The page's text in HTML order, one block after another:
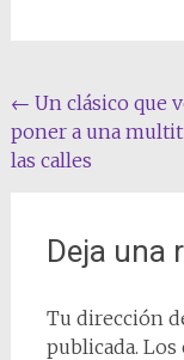
Navegación
de
← Un clásico que
poner a una
las calles
Deja una
Tu dirección
publicada. Los